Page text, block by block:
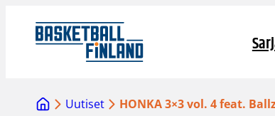
sisältöön
Uutiset HONKA 3×3 vol. 4 feat.